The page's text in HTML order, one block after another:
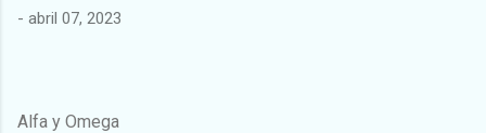
- abril 07, 2023
Alfa y Omega